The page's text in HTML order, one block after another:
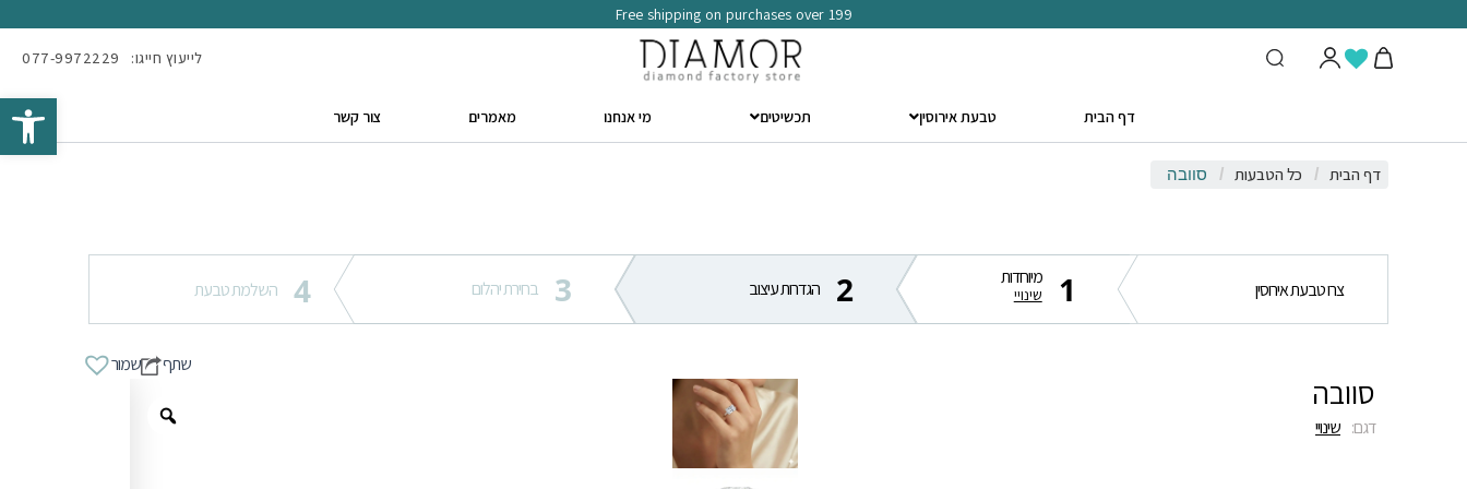
Open toolbar
Free shipping on purchases over 199
לייעוץ חייגו: 077-9972229
צור קשר מאמרים מי אנחנו תכשיטים טבעת אירוסין דף הבית
דף הבית / כל הטבעות / סוובה
צרו טבעת אירוסין 1 מיוחדות
שינויי 2 הגדרות עיצוב 3 בחירת יהלום 4 השלמת טבעת
שמור שתף
סוובה
דגם: שינויי